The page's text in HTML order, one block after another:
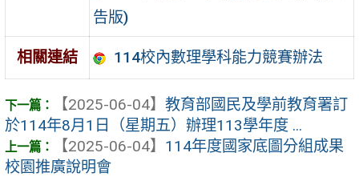
告版)
相關連結 114校內數理學科能力競賽辦法
【2025-06-04】 教育部國民及學前教育署訂
於114年8月1日（星期五）辦理113學年度 ...
【2025-06-04】 114年度國家底圖分組成果
校園推廣說明會